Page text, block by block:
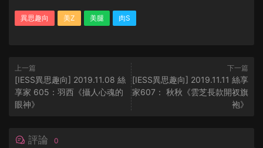
異思趣向 美Z 美腿 肉S
上一篇
[IESS異思趣向] 2019.11.08 絲
享家 605：羽西《攝人心魂的
眼神》
下一篇
[IESS異思趣向] 2019.11.11 絲享
家607： 秋秋《雲芝長款開衩旗
袍》
評論 0